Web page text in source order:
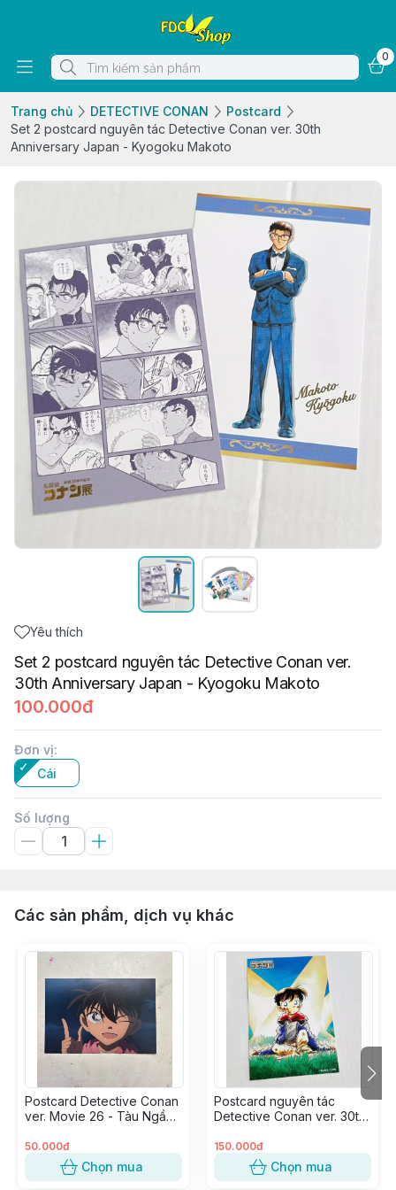
0
Trang chủ DETECTIVE CONAN
Postcard
Set 2 postcard nguyên tác Detective Conan ver. 30th
Anniversary Japan - Kyogoku Makoto
Yêu thích
Set 2 postcard nguyên tác Detective Conan ver.
30th Anniversary Japan - Kyogoku Makoto
100.000đ
Đơn vị:
Cái
Số lượng
Các sản phẩm, dịch vụ khác
Postcard Detective Conan
ver. Movie 26 - Tàu Ngầm
Conan (nháy mắt)
50.000đ
Chọn mua
Postcard nguyên tác
Detective Conan ver. 30th
Edogawa Conan Shrunk
150.000đ
Chọn mua